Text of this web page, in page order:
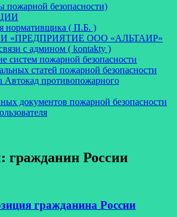
пожарной безопасности)
нормативщика ( П.Б. )
«ПРЕДПРИЯТИЕ ООО «АЛЬТАИР»
с админом ( kontakty )
систем пожарной безопасности
статей пожарной безопасности
Автокад противопожарного
документов пожарной безопасности
гражданин России
гражданина России